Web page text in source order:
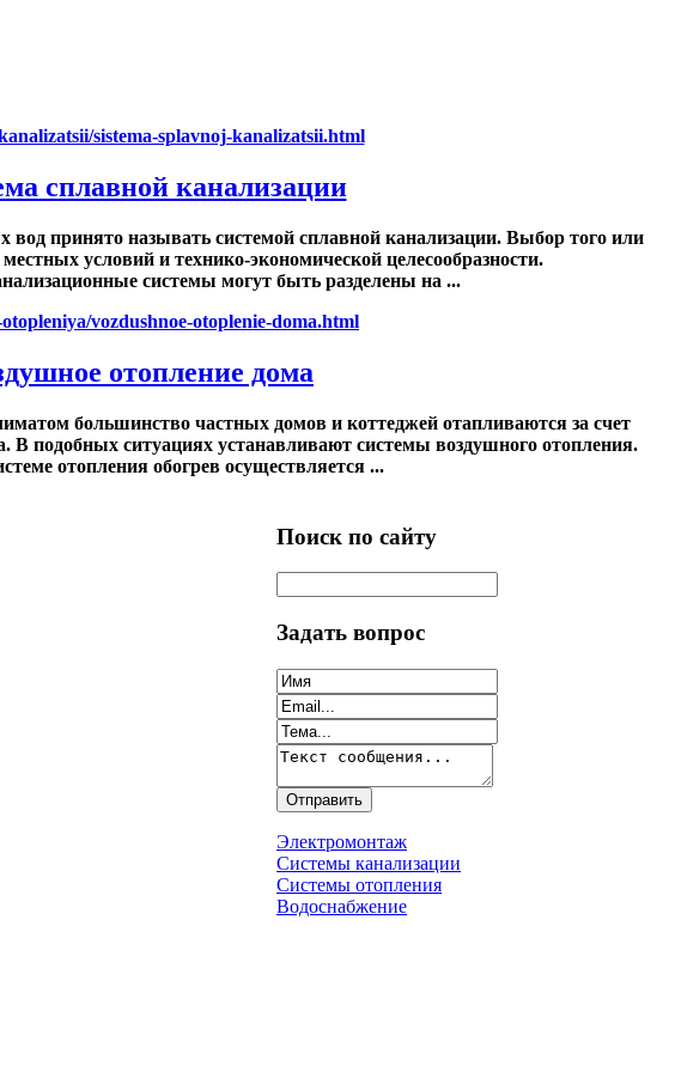
сплавной канализации
вод принято называть системой сплавной канализации. Выбор того или
условий и технико-экономической целесообразности.
системы могут быть разделены на ...
отопление дома
большинство частных домов и коттеджей отапливаются за счет
В подобных ситуациях устанавливают системы воздушного отопления.
отопления обогрев осуществляется ...
Поиск по сайту
Задать вопрос
Электромонтаж
Системы канализации
Системы отопления
Водоснабжение